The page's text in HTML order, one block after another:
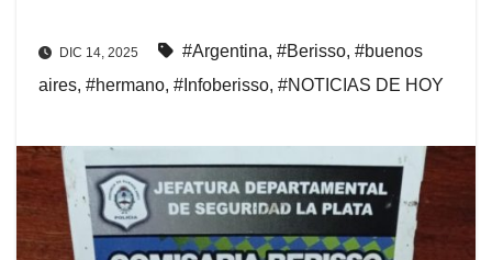
DIC 14, 2025 #Argentina, #Berisso, #buenos
aires, #hermano, #Infoberisso, #NOTICIAS DE HOY